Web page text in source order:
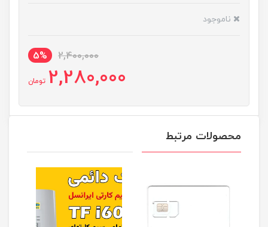
ناموجود
2,400,000
5%
2,280,000 تومان
محصولات مرتبط